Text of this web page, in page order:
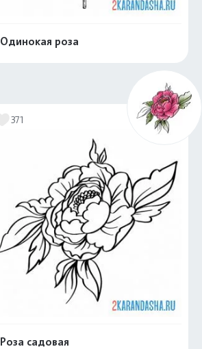
Одинокая роза
371
Роза садовая